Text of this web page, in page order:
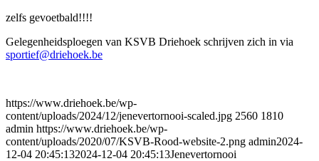
zelfs gevoetbald!!!!
Gelegenheidsploegen van KSVB Driehoek schrijven zich in via
sportief@driehoek.be
https://www.driehoek.be/wp-
content/uploads/2024/12/jenevertornooi-scaled.jpg 2560 1810
admin https://www.driehoek.be/wp-
content/uploads/2020/07/KSVB-Rood-website-2.png admin2024-
12-04 20:45:132024-12-04 20:45:13Jenevertornooi